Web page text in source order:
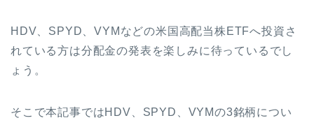
HDV、SPYD、VYMなどの米国高配当株ETFへ投資さ
れている方は分配金の発表を楽しみに待っているでし
ょう。
そこで本記事ではHDV、SPYD、VYMの3銘柄につい